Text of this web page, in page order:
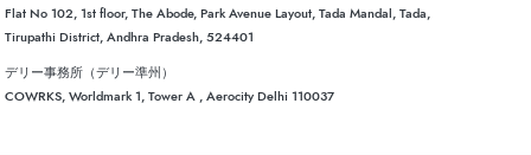
Flat No 102, 1st floor, The Abode, Park Avenue Layout, Tada Mandal, Tada,
Tirupathi District, Andhra Pradesh, 524401
デリー事務所（デリー準州）
COWRKS, Worldmark 1, Tower A , Aerocity Delhi 110037